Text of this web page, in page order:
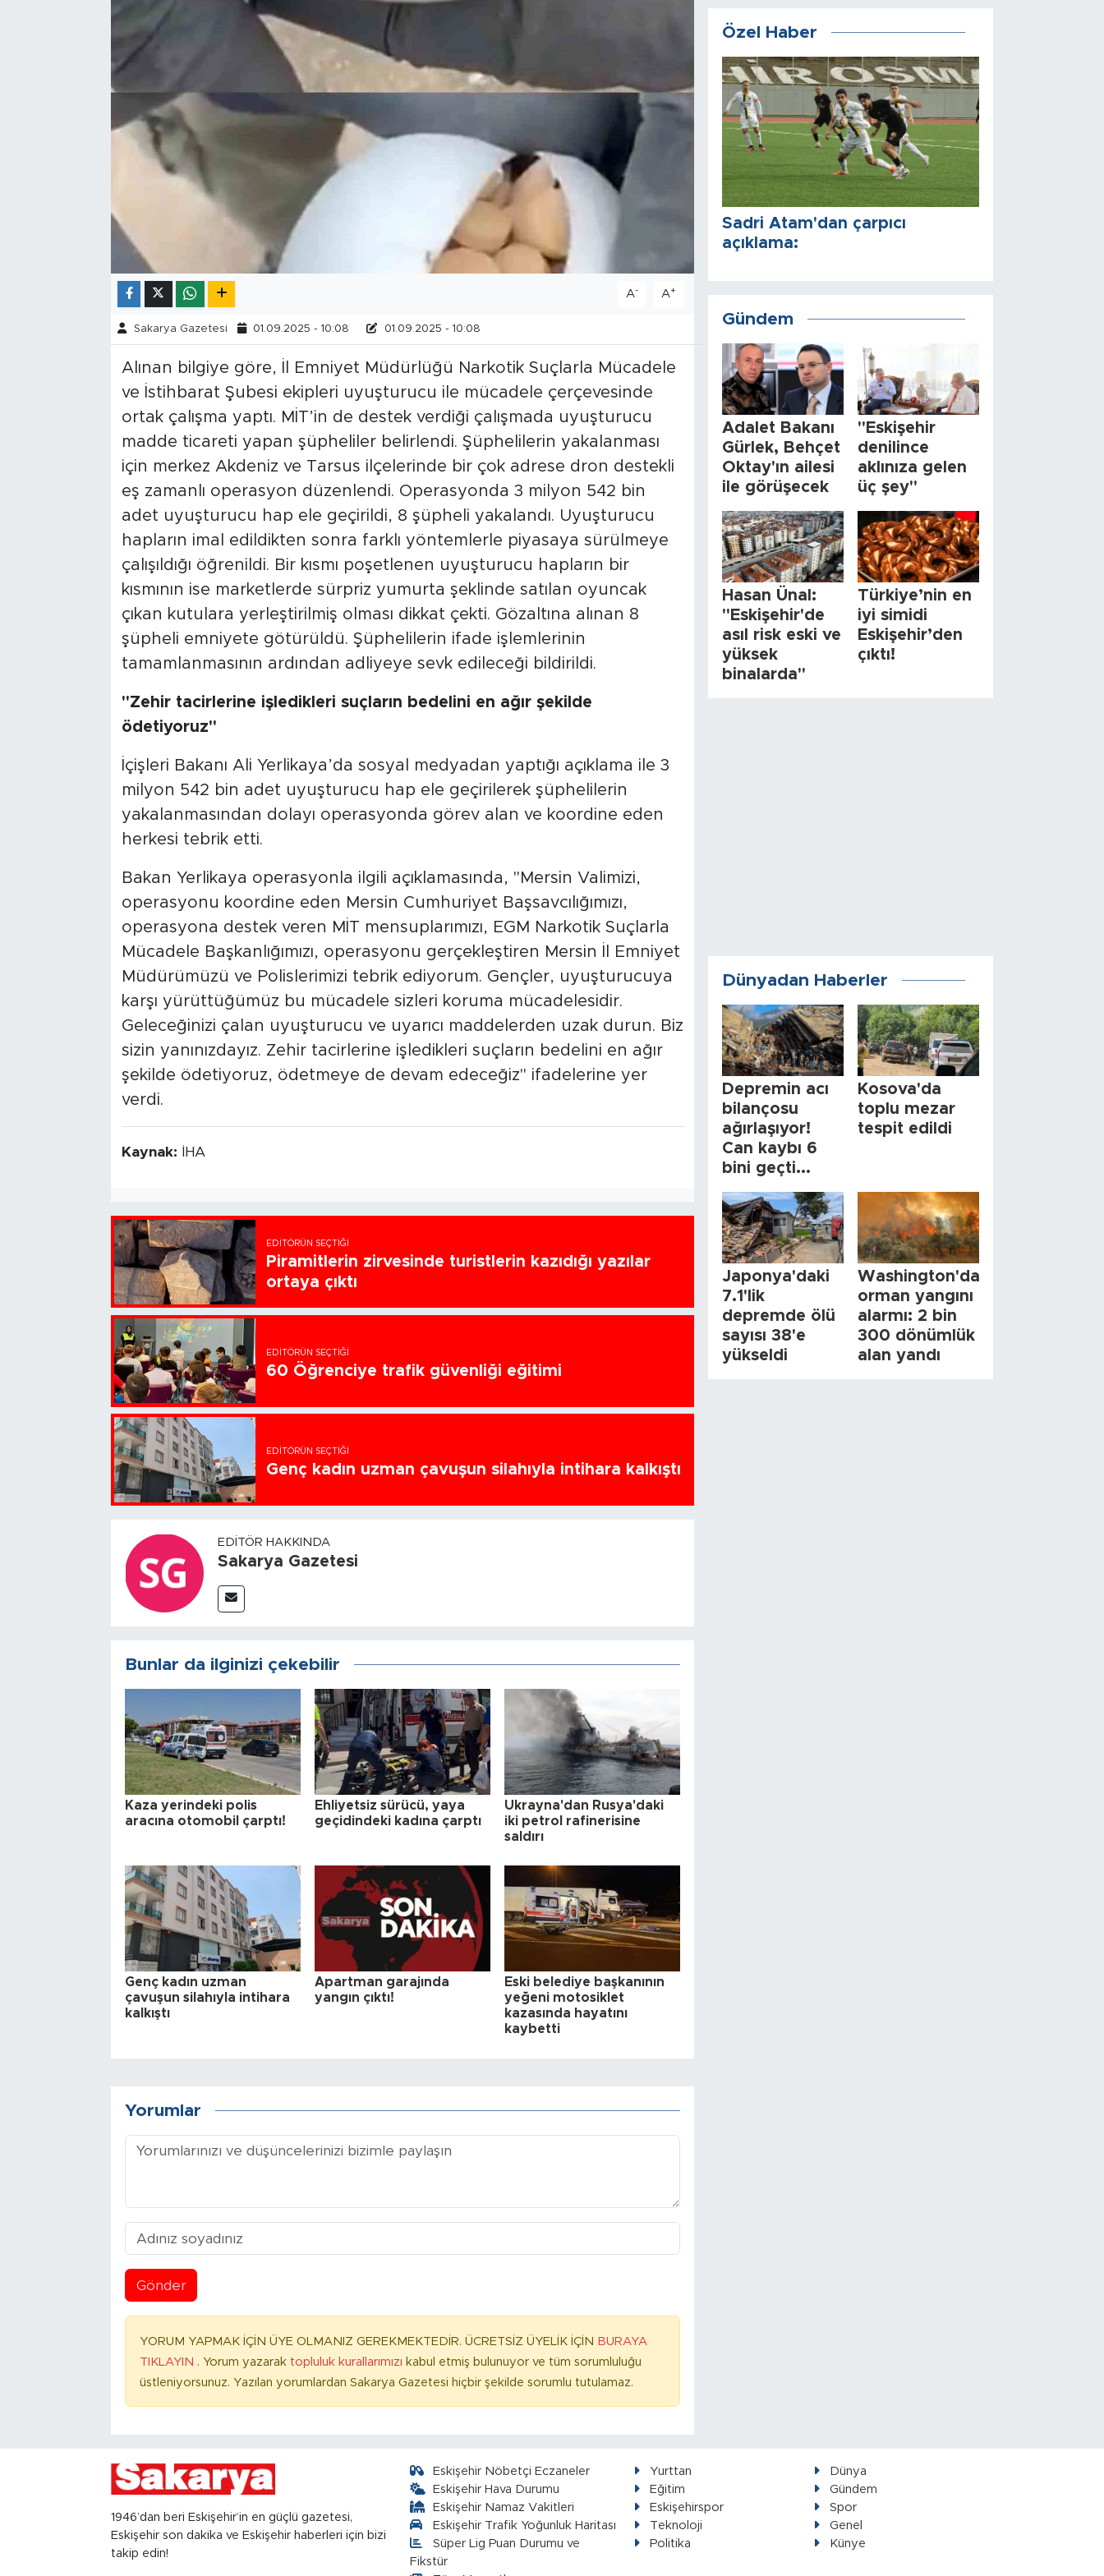
A- A+
Sakarya Gazetesi 01.09.2025 - 10:08 01.09.2025 - 10:08
Alınan bilgiye göre, İl Emniyet Müdürlüğü Narkotik Suçlarla Mücadele
ve İstihbarat Şubesi ekipleri uyuşturucu ile mücadele çerçevesinde
ortak çalışma yaptı. MİT’in de destek verdiği çalışmada uyuşturucu
madde ticareti yapan şüpheliler belirlendi. Şüphelilerin yakalanması
için merkez Akdeniz ve Tarsus ilçelerinde bir çok adrese dron destekli
eş zamanlı operasyon düzenlendi. Operasyonda 3 milyon 542 bin
adet uyuşturucu hap ele geçirildi, 8 şüpheli yakalandı. Uyuşturucu
hapların imal edildikten sonra farklı yöntemlerle piyasaya sürülmeye
çalışıldığı öğrenildi. Bir kısmı poşetlenen uyuşturucu hapların bir
kısmının ise marketlerde sürpriz yumurta şeklinde satılan oyuncak
çıkan kutulara yerleştirilmiş olması dikkat çekti. Gözaltına alınan 8
şüpheli emniyete götürüldü. Şüphelilerin ifade işlemlerinin
tamamlanmasının ardından adliyeye sevk edileceği bildirildi.
"Zehir tacirlerine işledikleri suçların bedelini en ağır şekilde
ödetiyoruz"
İçişleri Bakanı Ali Yerlikaya’da sosyal medyadan yaptığı açıklama ile 3
milyon 542 bin adet uyuşturucu hap ele geçirilerek şüphelilerin
yakalanmasından dolayı operasyonda görev alan ve koordine eden
herkesi tebrik etti.
Bakan Yerlikaya operasyonla ilgili açıklamasında, "Mersin Valimizi,
operasyonu koordine eden Mersin Cumhuriyet Başsavcılığımızı,
operasyona destek veren MİT mensuplarımızı, EGM Narkotik Suçlarla
Mücadele Başkanlığımızı, operasyonu gerçekleştiren Mersin İl Emniyet
Müdürümüzü ve Polislerimizi tebrik ediyorum. Gençler, uyuşturucuya
karşı yürüttüğümüz bu mücadele sizleri koruma mücadelesidir.
Geleceğinizi çalan uyuşturucu ve uyarıcı maddelerden uzak durun. Biz
sizin yanınızdayız. Zehir tacirlerine işledikleri suçların bedelini en ağır
şekilde ödetiyoruz, ödetmeye de devam edeceğiz" ifadelerine yer
verdi.
Kaynak: İHA
EDITÖRÜN SEÇTIĞI
Piramitlerin zirvesinde turistlerin kazıdığı yazılar
ortaya çıktı
EDITÖRÜN SEÇTIĞI
60 Öğrenciye trafik güvenliği eğitimi
EDITÖRÜN SEÇTIĞI
Genç kadın uzman çavuşun silahıyla intihara kalkıştı
EDITÖR HAKKINDA
Sakarya Gazetesi
Bunlar da ilginizi çekebilir
Kaza yerindeki polis
aracına otomobil çarptı!
Ehliyetsiz sürücü, yaya
geçidindeki kadına çarptı
Ukrayna'dan Rusya'daki
iki petrol rafinerisine
saldırı
Genç kadın uzman
çavuşun silahıyla intihara
kalkıştı
Apartman garajında
yangın çıktı!
Eski belediye başkanının
yeğeni motosiklet
kazasında hayatını
kaybetti
Yorumlar
Gönder
YORUM YAPMAK İÇİN ÜYE OLMANIZ GEREKMEKTEDİR. ÜCRETSİZ ÜYELİK İÇİN BURAYA
TIKLAYIN . Yorum yazarak topluluk kurallarımızı kabul etmiş bulunuyor ve tüm sorumluluğu
üstleniyorsunuz. Yazılan yorumlardan Sakarya Gazetesi hiçbir şekilde sorumlu tutulamaz.
Özel Haber
Sadri Atam'dan çarpıcı
açıklama:
Gündem
Adalet Bakanı
Gürlek, Behçet
Oktay'ın ailesi
ile görüşecek
"Eskişehir
denilince
aklınıza gelen
üç şey"
Hasan Ünal:
"Eskişehir'de
asıl risk eski ve
yüksek
binalarda"
Türkiye’nin en
iyi simidi
Eskişehir’den
çıktı!
Dünyadan Haberler
Depremin acı
bilançosu
ağırlaşıyor!
Can kaybı 6
bini geçti...
Kosova'da
toplu mezar
tespit edildi
Japonya'daki
7.1'lik
depremde ölü
sayısı 38'e
yükseldi
Washington'da
orman yangını
alarmı: 2 bin
300 dönümlük
alan yandı
1946’dan beri Eskişehir’in en güçlü gazetesi,
Eskişehir son dakika ve Eskişehir haberleri için bizi
takip edin!
Eskişehir Nöbetçi Eczaneler
Eskişehir Hava Durumu
Eskişehir Namaz Vakitleri
Eskişehir Trafik Yoğunluk Haritası
Süper Lig Puan Durumu ve
Fikstür
Yurttan
Dünya
Eğitim
Gündem
Eskişehirspor
Spor
Teknoloji
Genel
Politika
Künye
Resmi İlanlar